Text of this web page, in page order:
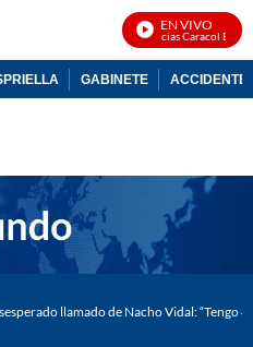
EN VIVO
Noticias Caracol En Vivo
GABINETE ACCIDENTE
llamado de Nacho Vidal: “Tengo